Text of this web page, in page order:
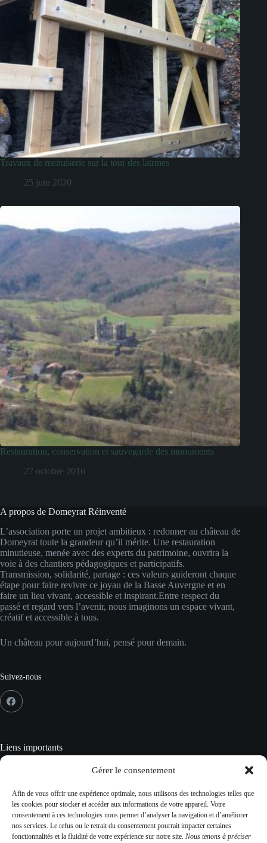
Gérer le consentement
Afin de vous offrir une expérience optimale, nous utilisons des technologies telles que
les cookies pour stocker et accéder aux informations de votre appareil. Votre
consentement à ces technologies nous permet d’analyser la navigation et d’améliorer
nos services. Le refus ou le retrait du consentement pourrait impacter certaines
fonctionnalités et la fluidité de votre expérience sur notre site. Nous tenons à préciser
Travaux de menuiserie sur la tour des latrines
25 juin 2020
Restauration, conservation et sauvegarde des monuments
27 octobre 2016
A propos de Domeyrat Réinventé
L’association porte un projet ambitieux : redonner au château de
Domeyrat toute la grandeur qu’il mérite. Une restauration
minutieuse, menée avec des experts du patrimoine, ouvrira la
voie à des chantiers pédagogiques et participatifs.
Transmission, solidarité, partage : ces valeurs guideront chaque
étape pour faire revivre ce joyau de la Basse Auvergne et en
faire un lieu vivant, accessible et inspirant.Entre respect du
passé et regard vers l’avenir, nous imaginons un espace vivant,
créatif et accessible à tous.
Un château pour aujourd’hui, pensé pour demain.
Suivez-nous
Liens importants
Données personnelles
Gestion des cookies
Plan du site
CGV